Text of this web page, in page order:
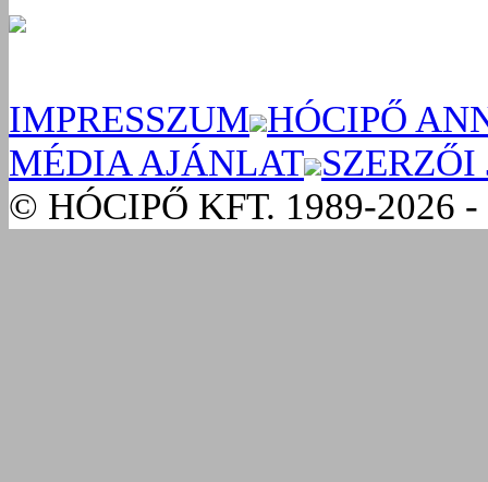
IMPRESSZUM HÓCIPŐ
MÉDIA AJÁNLAT SZERZŐI
© HÓCIPŐ KFT. 1989-2026